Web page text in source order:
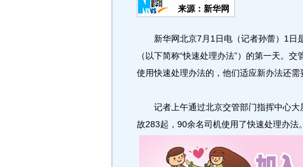
来源：新华网
新华网北京7月1日电（记者孙蕾）1日
（以下简称“快速处理办法”）的第一天。
使用快速处理办法的，他们适应新办法还需
记者上午通过北京交管部门指挥中心大
故283起，90余名司机使用了快速处理办法。